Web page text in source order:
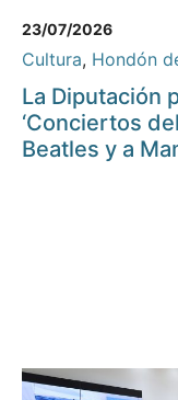
23/07/2026
Cultura, Hondón
La Diputación
‘Conciertos
Beatles y a